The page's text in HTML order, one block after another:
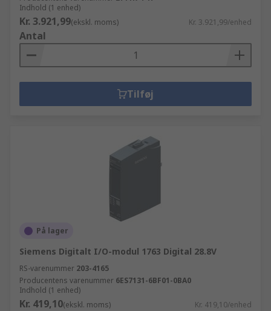
Indhold (1 enhed)
Kr. 3.921,99(ekskl. moms) Kr. 3.921,99/enhed
Antal
Tilføj
På lager
Siemens Digitalt I/O-modul 1763 Digital 28.8V
RS-varenummer 203-4165
Producentens varenummer 6ES7131-6BF01-0BA0
Indhold (1 enhed)
Kr. 419,10(ekskl. moms) Kr. 419,10/enhed